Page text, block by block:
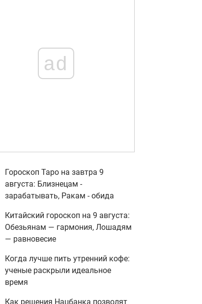
ad
Гороскоп Таро на завтра 9
августа: Близнецам -
зарабатывать, Ракам - обида
Китайский гороскоп на 9 августа:
Обезьянам — гармония, Лошадям
— равновесие
Когда лучше пить утренний кофе:
ученые раскрыли идеальное
время
Как решения Нацбанка позволят